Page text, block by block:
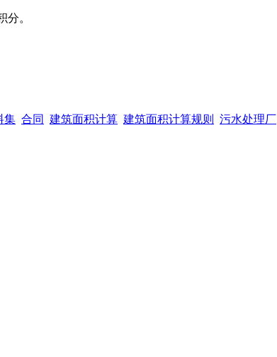
。
集 合同 建筑面积计算 建筑面积计算规则 污水处理厂